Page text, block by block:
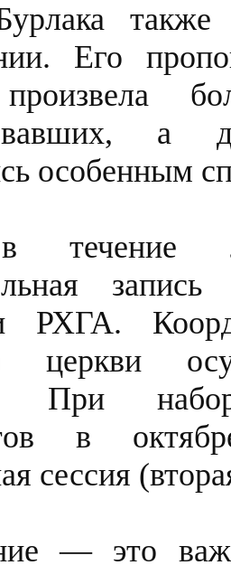
также
Его
произвела
особенным
течение
РХГА.
церкви
При
в
сессия
— это